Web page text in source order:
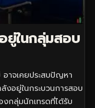
ยู่ในกลุ่มสอบ
อาจเคยประสบปัญหา
งอยู่ในกระบวนการสอบ
กลุ่มนักเทรดที่ได้รับ